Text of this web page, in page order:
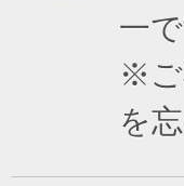
一で
※ご
を